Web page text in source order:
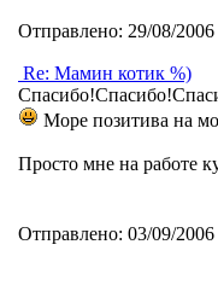
Отправлено: 29/08/
Re: Мамин котик %)
Море позитива на
Просто мне на
Отправлено: 03/09/